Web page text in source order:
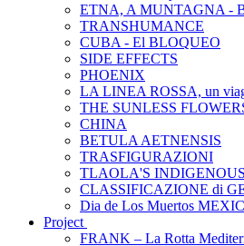
ETNA, A MUNTAGNA -
TRANSHUMANCE
CUBA - El BLOQUEO
SIDE EFFECTS
PHOENIX
LA LINEA ROSSA, un
THE SUNLESS
CHINA
BETULA AETNENSIS
TRASFIGURAZIONI
TLAOLA'S
CLASSIFICAZIONE di
Dia de Los Muertos
Project
FRANK – La Rotta